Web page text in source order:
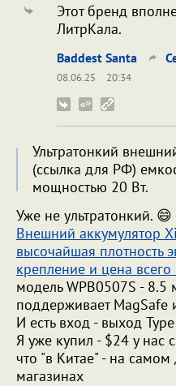
Этот бренд
ЛитрКала.
Baddest Santa
08.06.25
20:34
Ультратонкий
(ссылка для РФ)
мощностью 20 Вт.
Уже не ультратонкий. 😄
Внешний аккумулятор
высочайшая плотность
крепление и цена
модель WPB0507S -
поддерживает MagSafe
И есть вход - выход Type
Я уже купил - $24 у нас
что "в Китае" - на самом
магазинах